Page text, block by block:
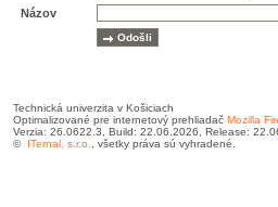
Názov
Technická univerzita v Košiciach
Optimalizované pre internetový prehliadač Mozilla
Verzia: 26.0622.3, Build: 22.06.2026, Release:
© ITernal, s.r.o. , všetky práva sú vyhradené.